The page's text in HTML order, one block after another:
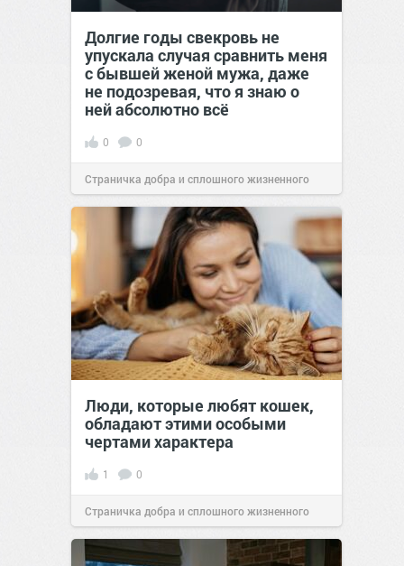
Долгие годы свекровь не
упускала случая сравнить меня
с бывшей женой мужа, даже
не подозревая, что я знаю о
ней абсолютно всё
0 0
Страничка добра и сплошного жизненного
позитива!00:2907 авг 2026
Люди, которые любят кошек,
обладают этими особыми
чертами характера
1 0
Страничка добра и сплошного жизненного
позитива!10:3807 авг 2026